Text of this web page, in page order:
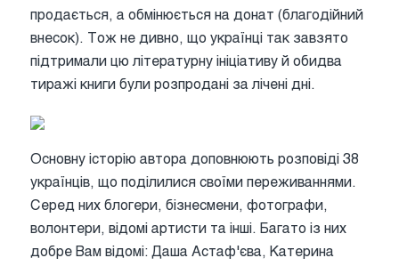
продається, а обмінюється на донат (благодійний
внесок). Тож не дивно, що українці так завзято
підтримали цю літературну ініціативу й обидва
тиражі книги були розпродані за лічені дні.
Основну історію автора доповнюють розповіді 38
українців, що поділилися своїми переживаннями.
Серед них блогери, бізнесмени, фотографи,
волонтери, відомі артисти та інші. Багато із них
добре Вам відомі: Даша Астаф'єва, Катерина